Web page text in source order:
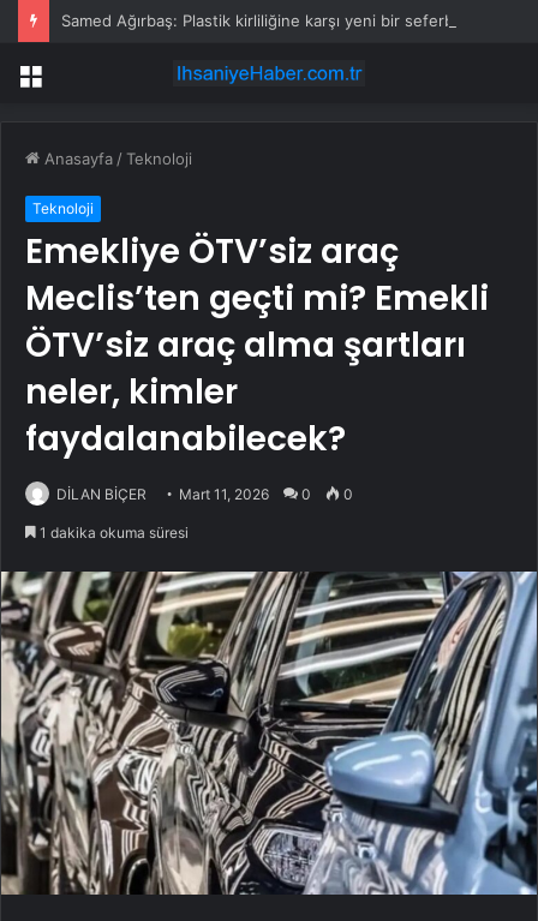
Menü
Anasayfa /Teknoloji
Teknoloji
Emekliye ÖTV’siz araç
Meclis’ten geçti mi? Emekli
ÖTV’siz araç alma şartları
neler, kimler
faydalanabilecek?
DİLAN BİÇER Mart 11, 2026 0 0
1 dakika okuma süresi